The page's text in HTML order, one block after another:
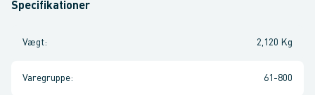
Specifikationer
Vægt: 2,120 Kg
Varegruppe: 61-800